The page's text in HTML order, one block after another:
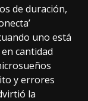
de duración,
uno está
cantidad
y errores
la